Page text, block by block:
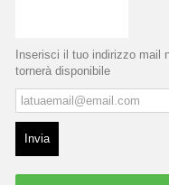
Inserisci il tuo indirizzo mail
tornerà disponibile
Invia